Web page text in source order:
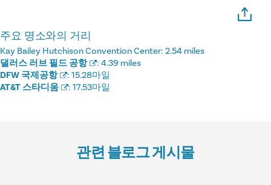
주요 명소와의 거리
Kay Bailey Hutchison Convention Center: 2.54 miles
댈러스 러브 필드 공항
: 4.39 miles
DFW 국제공항
: 15.28마일
AT&T 스타디움
: 17.53마일
관련 블로그 게시물